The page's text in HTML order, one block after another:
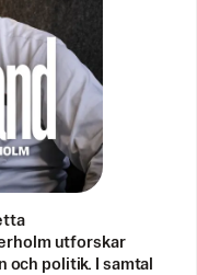
utforskar
politik. I samtal